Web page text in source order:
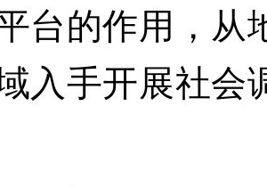
台的作用，从
入手开展社会